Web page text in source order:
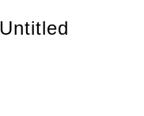
Untitled